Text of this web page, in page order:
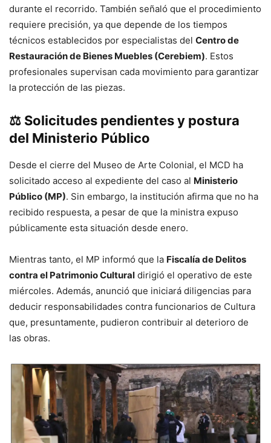
durante el recorrido. También señaló que el procedimiento
requiere precisión, ya que depende de los tiempos
técnicos establecidos por especialistas del Centro de
Restauración de Bienes Muebles (Cerebiem). Estos
profesionales supervisan cada movimiento para garantizar
la protección de las piezas.
⚖️ Solicitudes pendientes y postura
del Ministerio Público
Desde el cierre del Museo de Arte Colonial, el MCD ha
solicitado acceso al expediente del caso al Ministerio
Público (MP). Sin embargo, la institución afirma que no ha
recibido respuesta, a pesar de que la ministra expuso
públicamente esta situación desde enero.
Mientras tanto, el MP informó que la Fiscalía de Delitos
contra el Patrimonio Cultural dirigió el operativo de este
miércoles. Además, anunció que iniciará diligencias para
deducir responsabilidades contra funcionarios de Cultura
que, presuntamente, pudieron contribuir al deterioro de
las obras.